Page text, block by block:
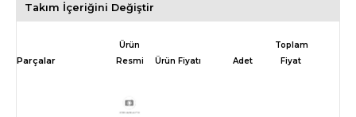
Takım İçeriğini Değiştir
Ürün
Resmi
Ürün Fiyatı Adet
Toplam
Fiyat